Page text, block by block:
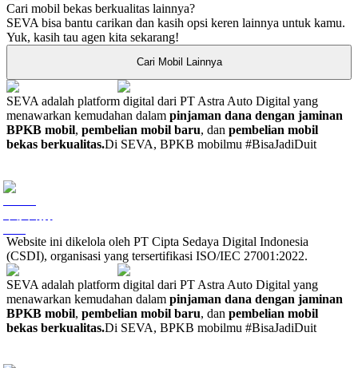
Cari mobil bekas berkualitas lainnya?
SEVA bisa bantu carikan dan kasih opsi keren lainnya untuk kamu.
Yuk, kasih tau agen kita sekarang!
Cari Mobil Lainnya
SEVA adalah platform digital dari PT Astra Auto Digital yang
menawarkan kemudahan dalam pinjaman dana dengan jaminan
BPKB mobil, pembelian mobil baru, dan pembelian mobil
bekas berkualitas.Di SEVA, BPKB mobilmu #BisaJadiDuit
Website ini dikelola oleh PT Cipta Sedaya Digital Indonesia
(CSDI), organisasi yang tersertifikasi ISO/IEC 27001:2022.
SEVA adalah platform digital dari PT Astra Auto Digital yang
menawarkan kemudahan dalam pinjaman dana dengan jaminan
BPKB mobil, pembelian mobil baru, dan pembelian mobil
bekas berkualitas.Di SEVA, BPKB mobilmu #BisaJadiDuit